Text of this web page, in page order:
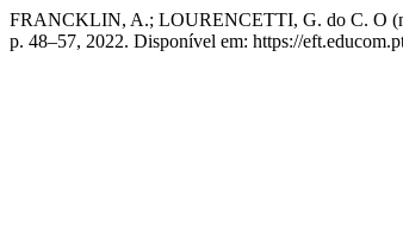
FRANCKLIN, A.; LOURENCETTI, G. do C. O
p. 48–57, 2022. Disponível em: https://